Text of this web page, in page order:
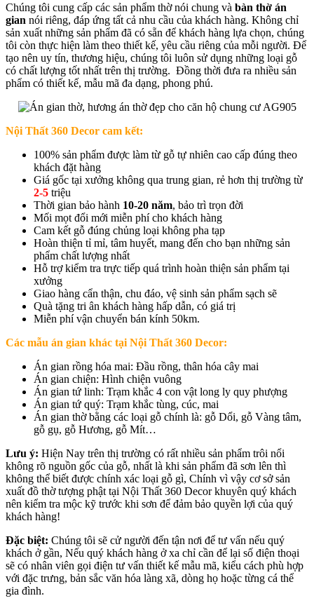
Chúng tôi cung cấp các sản phẩm thờ nói chung và bàn thờ án
gian nói riêng, đáp ứng tất cả nhu cầu của khách hàng. Không chỉ
sản xuất những sản phẩm đã có sẵn để khách hàng lựa chọn, chúng
tôi còn thực hiện làm theo thiết kế, yêu cầu riêng của mỗi người. Để
tạo nên uy tín, thương hiệu, chúng tôi luôn sử dụng những loại gỗ
có chất lượng tốt nhất trên thị trường. Đồng thời đưa ra nhiều sản
phẩm có thiết kế, mẫu mã đa dạng, phong phú.
Nội Thất 360 Decor cam kết:
100% sản phẩm được làm từ gỗ tự nhiên cao cấp đúng theo
khách đặt hàng
Giá gốc tại xưởng không qua trung gian, rẻ hơn thị trường từ
2-5 triệu
Thời gian bảo hành 10-20 năm, bảo trì trọn đời
Mối mọt đổi mới miễn phí cho khách hàng
Cam kết gỗ đúng chủng loại không pha tạp
Hoàn thiện tỉ mỉ, tâm huyết, mang đến cho bạn những sản
phẩm chất lượng nhất
Hỗ trợ kiểm tra trực tiếp quá trình hoàn thiện sản phẩm tại
xưởng
Giao hàng cẩn thận, chu đáo, vệ sinh sản phẩm sạch sẽ
Quà tặng tri ân khách hàng hấp dẫn, có giá trị
Miễn phí vận chuyển bán kính 50km.
Các mẫu án gian khác tại Nội Thất 360 Decor:
Án gian rồng hóa mai: Đầu rồng, thân hóa cây mai
Án gian chiện: Hình chiện vuông
Án gian tứ linh: Trạm khắc 4 con vật long ly quy phượng
Án gian tứ quý: Trạm khắc tùng, cúc, mai
Án gian thờ bằng các loại gỗ chính là: gỗ Dổi, gỗ Vàng tâm,
gỗ gụ, gỗ Hương, gỗ Mít…
Lưu ý: Hiện Nay trên thị trường có rất nhiều sản phẩm trôi nổi
không rõ nguồn gốc của gỗ, nhất là khi sản phẩm đã sơn lên thì
không thể biết được chính xác loại gỗ gì, Chính vì vậy cơ sở sản
xuất đồ thờ tượng phật tại Nội Thất 360 Decor khuyên quý khách
nên kiểm tra mộc kỹ trước khi sơn để đảm bảo quyền lợi của quý
khách hàng!
Đặc biệt: Chúng tôi sẽ cử người đến tận nơi để tư vấn nếu quý
khách ở gần, Nếu quý khách hàng ở xa chỉ cần để lại số điện thoại
sẽ có nhân viên gọi điện tư vấn thiết kế mẫu mã, kiểu cách phù hợp
với đặc trưng, bản sắc văn hóa làng xã, dòng họ hoặc từng cá thể
gia đình.